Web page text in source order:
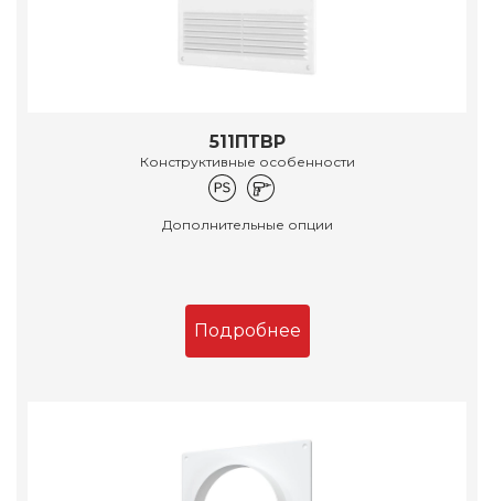
511ПТВР
Конструктивные особенности
Дополнительные опции
Подробнее